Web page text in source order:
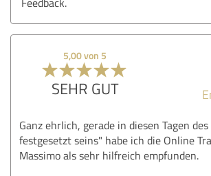
5,00 von 5
SEHR GUT
Ganz ehrlich, gerade in diesen Tagen
festgesetzt seins" habe ich die Online
Massimo als sehr hilfreich empfunden.